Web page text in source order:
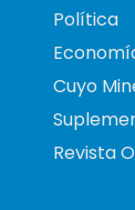
Política
Cuyo
Revista